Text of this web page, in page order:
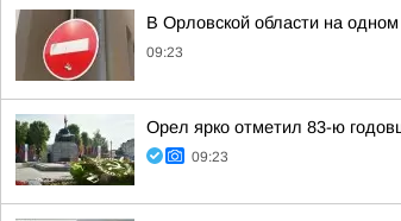
В Орловской области на
09:23
Орел ярко отметил 83-ю
09:23